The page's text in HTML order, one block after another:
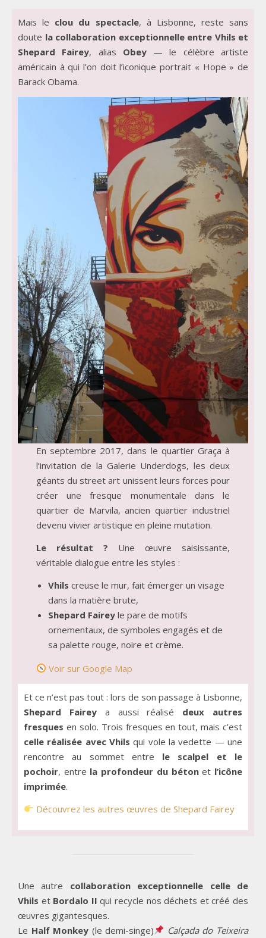
Mais le clou du spectacle, à Lisbonne, reste sans
doute la collaboration exceptionnelle entre Vhils et
Shepard Fairey, alias Obey— le célèbre artiste
américain à qui l’on doit l’iconique portrait « Hope » de
Barack Obama.
En septembre 2017, dans le quartier Graça à
l’invitation de la Galerie Underdogs, les deux
géants du street art unissent leurs forces pour
créer une fresque monumentale dans le
quartier de Marvila, ancien quartier industriel
devenu vivier artistique en pleine mutation.
Le résultat ? Une œuvre saisissante,
véritable dialogue entre les styles :
Vhils creuse le mur, fait émerger un visage
dans la matière brute,
Shepard Fairey le pare de motifs
ornementaux, de symboles engagés et de
sa palette rouge, noire et crème.
Voir sur Google Map
Et ce n’est pas tout : lors de son passage à Lisbonne,
Shepard Faireya aussi réalisé deux autres
fresques en solo. Trois fresques en tout, mais c’est
celle réalisée avec Vhils qui vole la vedette — une
rencontre au sommet entre le scalpel et le
pochoir, entre la profondeur du bétonet l’icône
imprimée.
Découvrez les autres œuvres de Shepard Fairey
Une autre collaboration exceptionnelle celle de
Vhils et Bordalo II qui recycle nos déchets et créé des
œuvres gigantesques.
Le Half Monkey (le demi-singe)
Calçada do Teixeira